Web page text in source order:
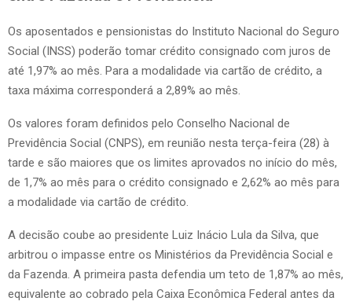
Os aposentados e pensionistas do Instituto Nacional do Seguro
Social (INSS) poderão tomar crédito consignado com juros de
até 1,97% ao mês. Para a modalidade via cartão de crédito, a
taxa máxima corresponderá a 2,89% ao mês.
Os valores foram definidos pelo Conselho Nacional de
Previdência Social (CNPS), em reunião nesta terça-feira (28) à
tarde e são maiores que os limites aprovados no início do mês,
de 1,7% ao mês para o crédito consignado e 2,62% ao mês para
a modalidade via cartão de crédito.
A decisão coube ao presidente Luiz Inácio Lula da Silva, que
arbitrou o impasse entre os Ministérios da Previdência Social e
da Fazenda. A primeira pasta defendia um teto de 1,87% ao mês,
equivalente ao cobrado pela Caixa Econômica Federal antes da